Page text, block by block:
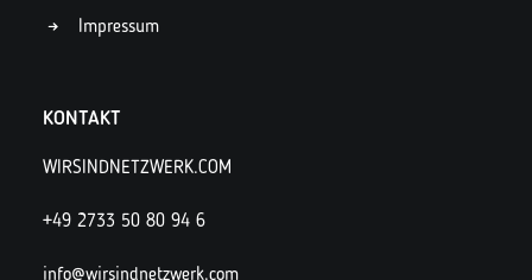
Impressum
KONTAKT
WIRSINDNETZWERK.COM
+49 2733 50 80 94 6
info@wirsindnetzwerk.com